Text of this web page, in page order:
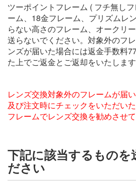
ツーポイントフレーム ( フチ無し
ーム、18金フレーム、プリズムレ
らない高さのフレーム、オークリ
送らないでください。対象外のフ
ンズが届いた場合には返金手数料
た上でご返金とご返却をいたします
レンズ交換対象外のフレームが届
及び注文時にチェックをいただい
フレームでレンズ交換を勧めさせ
下記に該当するものを
ださい